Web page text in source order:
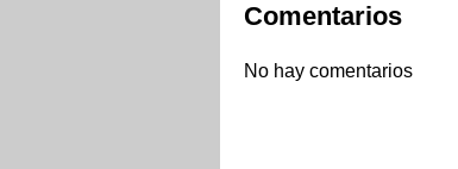
Comentarios
No hay comentarios